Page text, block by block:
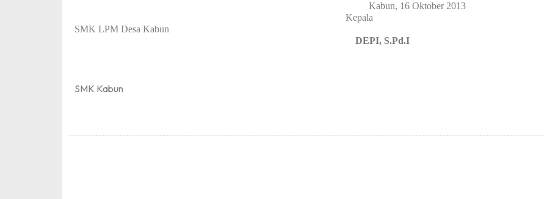
Kabun, 16 Oktober 2013
Kepala
SMK LPM Desa Kabun
DEPI, S.Pd.I
SMK Kabun